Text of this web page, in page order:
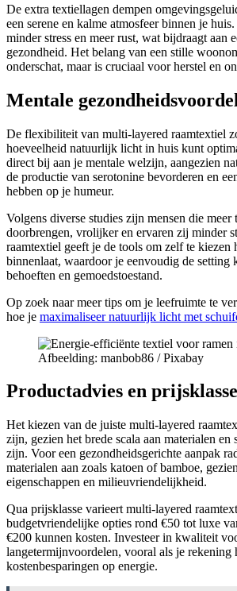
De extra textiellagen dempen
een serene en kalme atmosfeer binnen je
minder stress en meer rust, wat bijdraagt aan
gezondheid. Het belang van een stille
onderschat, maar is cruciaal voor herstel en
Mentale
De flexibiliteit van multi-layered raamtextiel
hoeveelheid natuurlijk licht in huis kunt
direct bij aan je mentale welzijn, aangezien
de productie van serotonine bevorderen en
hebben op je humeur.
Volgens diverse studies zijn mensen die
doorbrengen, vrolijker en ervaren zij minder
raamtextiel geeft je de tools om zelf te kiezen
binnenlaat, waardoor je eenvoudig de setting
behoeften en gemoedstoestand.
Op zoek naar meer tips om je leefruimte te
hoe je maximaliseer natuurlijk licht met
Afbeelding: manbob86 / Pixabay
Productadvies en
Het kiezen van de juiste multi-layered
zijn, gezien het brede scala aan materialen en
zijn. Voor een gezondheidsgerichte aanpak
materialen aan zoals katoen of bamboe,
eigenschappen en milieuvriendelijkheid.
Qua prijsklasse varieert multi-layered
budgetvriendelijke opties rond €50 tot luxe
€200 kunnen kosten. Investeer in kwaliteit
langetermijnvoordelen, vooral als je rekening
kostenbesparingen op energie.